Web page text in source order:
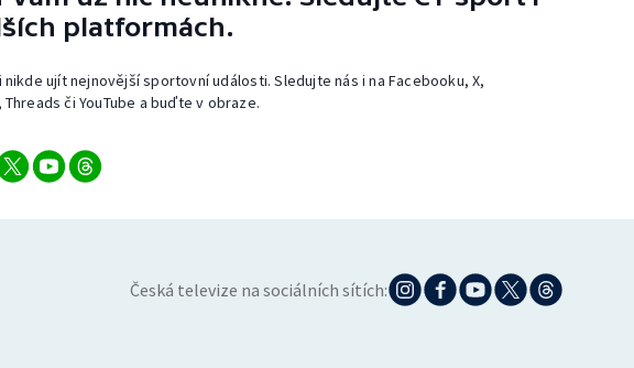
platformách.
nikde ujít nejnovější sportovní události. Sledujte nás i na Facebooku, X,
či YouTube a buďte v obraze.
Česká televize na sociálních sítích: